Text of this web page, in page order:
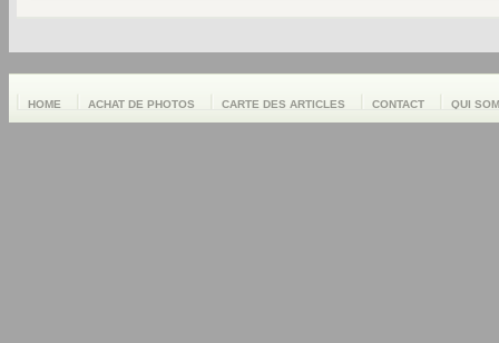
HOME ACHAT DE PHOTOS CARTE DES ARTICLES CONTACT QUI